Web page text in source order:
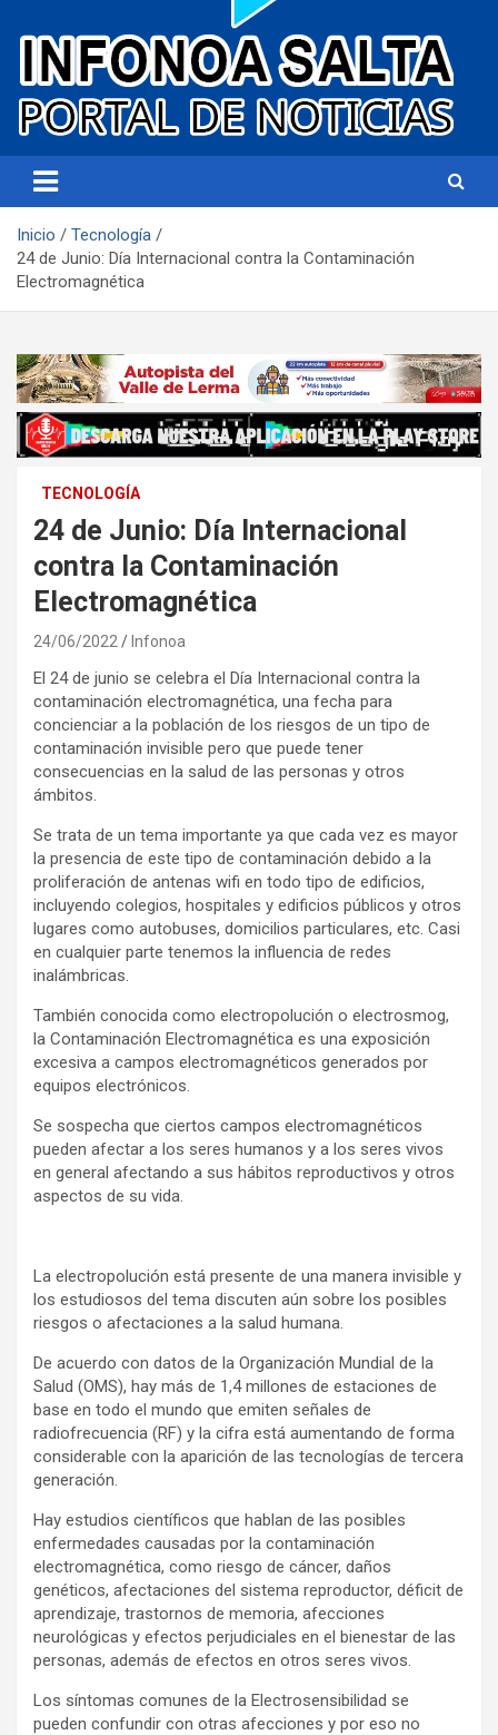
Infonoa Salta
Inicio
Tecnología
24 de Junio: Día Internacional contra la Contaminación
Electromagnética
TECNOLOGÍA
24 de Junio: Día Internacional
contra la Contaminación
Electromagnética
24/06/2022 Infonoa
El 24 de junio se celebra el Día Internacional contra la
contaminación electromagnética, una fecha para
concienciar a la población de los riesgos de un tipo de
contaminación invisible pero que puede tener
consecuencias en la salud de las personas y otros
ámbitos.
Se trata de un tema importante ya que cada vez es mayor
la presencia de este tipo de contaminación debido a la
proliferación de antenas wifi en todo tipo de edificios,
incluyendo colegios, hospitales y edificios públicos y otros
lugares como autobuses, domicilios particulares, etc. Casi
en cualquier parte tenemos la influencia de redes
inalámbricas.
También conocida como electropolución o electrosmog,
la Contaminación Electromagnética es una exposición
excesiva a campos electromagnéticos generados por
equipos electrónicos.
Se sospecha que ciertos campos electromagnéticos
pueden afectar a los seres humanos y a los seres vivos
en general afectando a sus hábitos reproductivos y otros
aspectos de su vida.
La electropolución está presente de una manera invisible y
los estudiosos del tema discuten aún sobre los posibles
riesgos o afectaciones a la salud humana.
De acuerdo con datos de la Organización Mundial de la
Salud (OMS), hay más de 1,4 millones de estaciones de
base en todo el mundo que emiten señales de
radiofrecuencia (RF) y la cifra está aumentando de forma
considerable con la aparición de las tecnologías de tercera
generación.
Hay estudios científicos que hablan de las posibles
enfermedades causadas por la contaminación
electromagnética, como riesgo de cáncer, daños
genéticos, afectaciones del sistema reproductor, déficit de
aprendizaje, trastornos de memoria, afecciones
neurológicas y efectos perjudiciales en el bienestar de las
personas, además de efectos en otros seres vivos.
Los síntomas comunes de la Electrosensibilidad se
pueden confundir con otras afecciones y por eso no